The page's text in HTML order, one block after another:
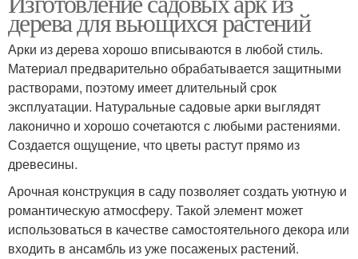
дерева для вьющихся растений
Арки из дерева хорошо вписываются в любой стиль.
Материал предварительно обрабатывается защитными
растворами, поэтому имеет длительный срок
эксплуатации. Натуральные садовые арки выглядят
лаконично и хорошо сочетаются с любыми растениями.
Создается ощущение, что цветы растут прямо из
древесины.
Арочная конструкция в саду позволяет создать уютную и
романтическую атмосферу. Такой элемент может
использоваться в качестве самостоятельного декора или
входить в ансамбль из уже посаженых растений.